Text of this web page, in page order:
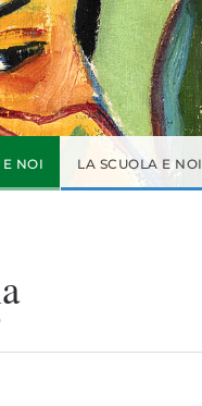
E NOI LA SCUOLA E NOI
SU
CON